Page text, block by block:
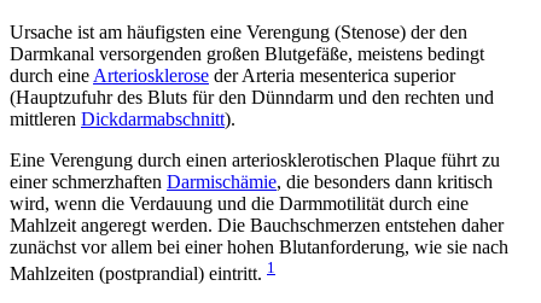
Ursache ist am häufigsten eine Verengung (Stenose) der den
Darmkanal versorgenden großen Blutgefäße, meistens bedingt
durch eine Arteriosklerose der Arteria mesenterica superior
(Hauptzufuhr des Bluts für den Dünndarm und den rechten und
mittleren Dickdarmabschnitt).
Eine Verengung durch einen arteriosklerotischen Plaque führt zu
einer schmerzhaften Darmischämie, die besonders dann kritisch
wird, wenn die Verdauung und die Darmmotilität durch eine
Mahlzeit angeregt werden. Die Bauchschmerzen entstehen daher
zunächst vor allem bei einer hohen Blutanforderung, wie sie nach
Mahlzeiten (postprandial) eintritt. 1